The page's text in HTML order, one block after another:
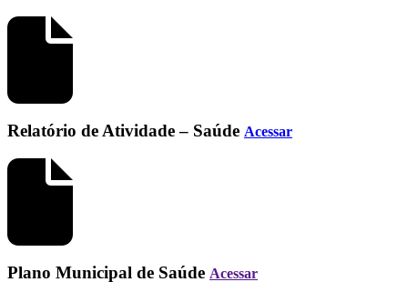
Relatório de Atividade – Saúde Acessar
Plano Municipal de Saúde Acessar